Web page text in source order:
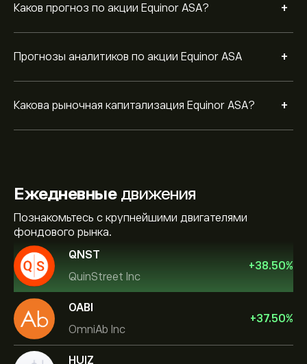
Каков прогноз по акции Equinor ASA? +
Прогнозы аналитиков по акции Equinor ASA +
Какова рыночная капитализация Equinor ASA? +
Ежедневныедвижения
Познакомьтесь с крупнейшими двигателями
фондового рынка.
QNST
QuinStreet Inc
+38.50%
OABI
OmniAb Inc
+37.50%
HUIZ